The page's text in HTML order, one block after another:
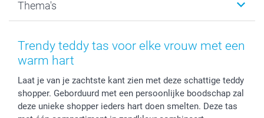
Kaarten
Bestelproces
Herroepingsrecht
Privacy
Reviews
Prijslijst
Tevredenheidsgarantie
Mijn orderstatus
smartbonus
service@smartphoto.nl
Affiliate partnerprogramma
Thema's
Baby
Moederdag
Huwelijk
Trendy teddy tas voor elke vrouw met een
warm hart
Laat je van je zachtste kant zien met deze schattige teddy
shopper. Geborduurd met een persoonlijke boodschap zal
deze unieke shopper ieders hart doen smelten. Deze tas